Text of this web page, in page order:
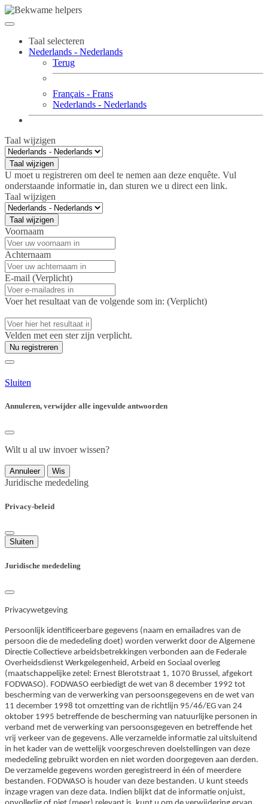
Taal selecteren
Nederlands - Nederlands
Terug
Français - Frans
Nederlands - Nederlands
Taal wijzigen
Taal wijzigen
U moet u registreren om deel te nemen aan deze enquête. Vul
onderstaande informatie in, dan sturen we u direct een link.
Taal wijzigen
Taal wijzigen
Voornaam
Achternaam
E-mail (Verplicht)
Voer het resultaat van de volgende som in: (Verplicht)
Velden met een ster zijn verplicht.
Nu registreren
Sluiten
Annuleren, verwijder alle ingevulde antwoorden
Wilt u al uw invoer wissen?
Annuleer Wis
Juridische mededeling
Privacy-beleid
Sluiten
Juridische mededeling
Privacywetgeving
Persoonlijk identificeerbare gegevens (naam en emailadres van de
persoon die de mededeling doet) worden verwerkt door de Algemene
Directie Collectieve arbeidsbetrekkingen verbonden aan de Federale
Overheidsdienst Werkgelegenheid, Arbeid en Sociaal overleg
(maatschappelijke zetel: Ernest Blerotstraat 1, 1070 Brussel, afgekort
FODWASO). FODWASO eerbiedigt de wet van 8 december 1992 tot
bescherming van de verwerking van persoonsgegevens en de wet van
11 december 1998 tot omzetting van de richtlijn 95/46/EG van 24
oktober 1995 betreffende de bescherming van natuurlijke personen in
verband met de verwerking van persoonsgegeven en betreffende het
vrij verkeer van de gegevens. Alle verzamelde informatie zal uitsluitend
in het kader van de wettelijk voorgeschreven doelstellingen van deze
mededeling gebruikt worden en niet worden doorgegeven aan derden.
De verzamelde gegevens worden geregistreerd in één of meerdere
bestanden. FODWASO is houder van deze bestanden. U kunt steeds
inzage vragen van deze data. Indien blijkt dat de informatie onjuist,